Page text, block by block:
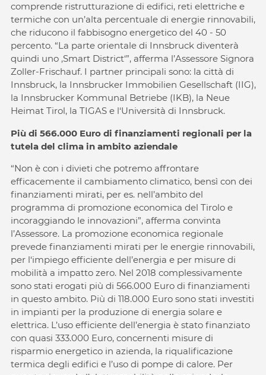
comprende ristrutturazione di edifici, reti elettriche e
termiche con un’alta percentuale di energie rinnovabili,
che riducono il fabbisogno energetico del 40 - 50
percento. “La parte orientale di Innsbruck diventerà
quindi uno ‚Smart District‘”, afferma l’Assessore Signora
Zoller-Frischauf. I partner principali sono: la città di
Innsbruck, la Innsbrucker Immobilien Gesellschaft (IIG),
la Innsbrucker Kommunal Betriebe (IKB), la Neue
Heimat Tirol, la TIGAS e l‘Università di Innsbruck.
Più di 566.000 Euro di finanziamenti regionali per la
tutela del clima in ambito aziendale
“Non è con i divieti che potremo affrontare
efficacemente il cambiamento climatico, bensì con dei
finanziamenti mirati, per es. nell’ambito del
programma di promozione economica del Tirolo e
incoraggiando le innovazioni”, afferma convinta
l’Assessore. La promozione economica regionale
prevede finanziamenti mirati per le energie rinnovabili,
per l‘impiego efficiente dell’energia e per misure di
mobilità a impatto zero. Nel 2018 complessivamente
sono stati erogati più di 566.000 Euro di finanziamenti
in questo ambito. Più di 118.000 Euro sono stati investiti
in impianti per la produzione di energia solare e
elettrica. L’uso efficiente dell’energia è stato finanziato
con quasi 333.000 Euro, concernenti misure di
risparmio energetico in azienda, la riqualificazione
termica degli edifici e l’uso di pompe di calore. Per